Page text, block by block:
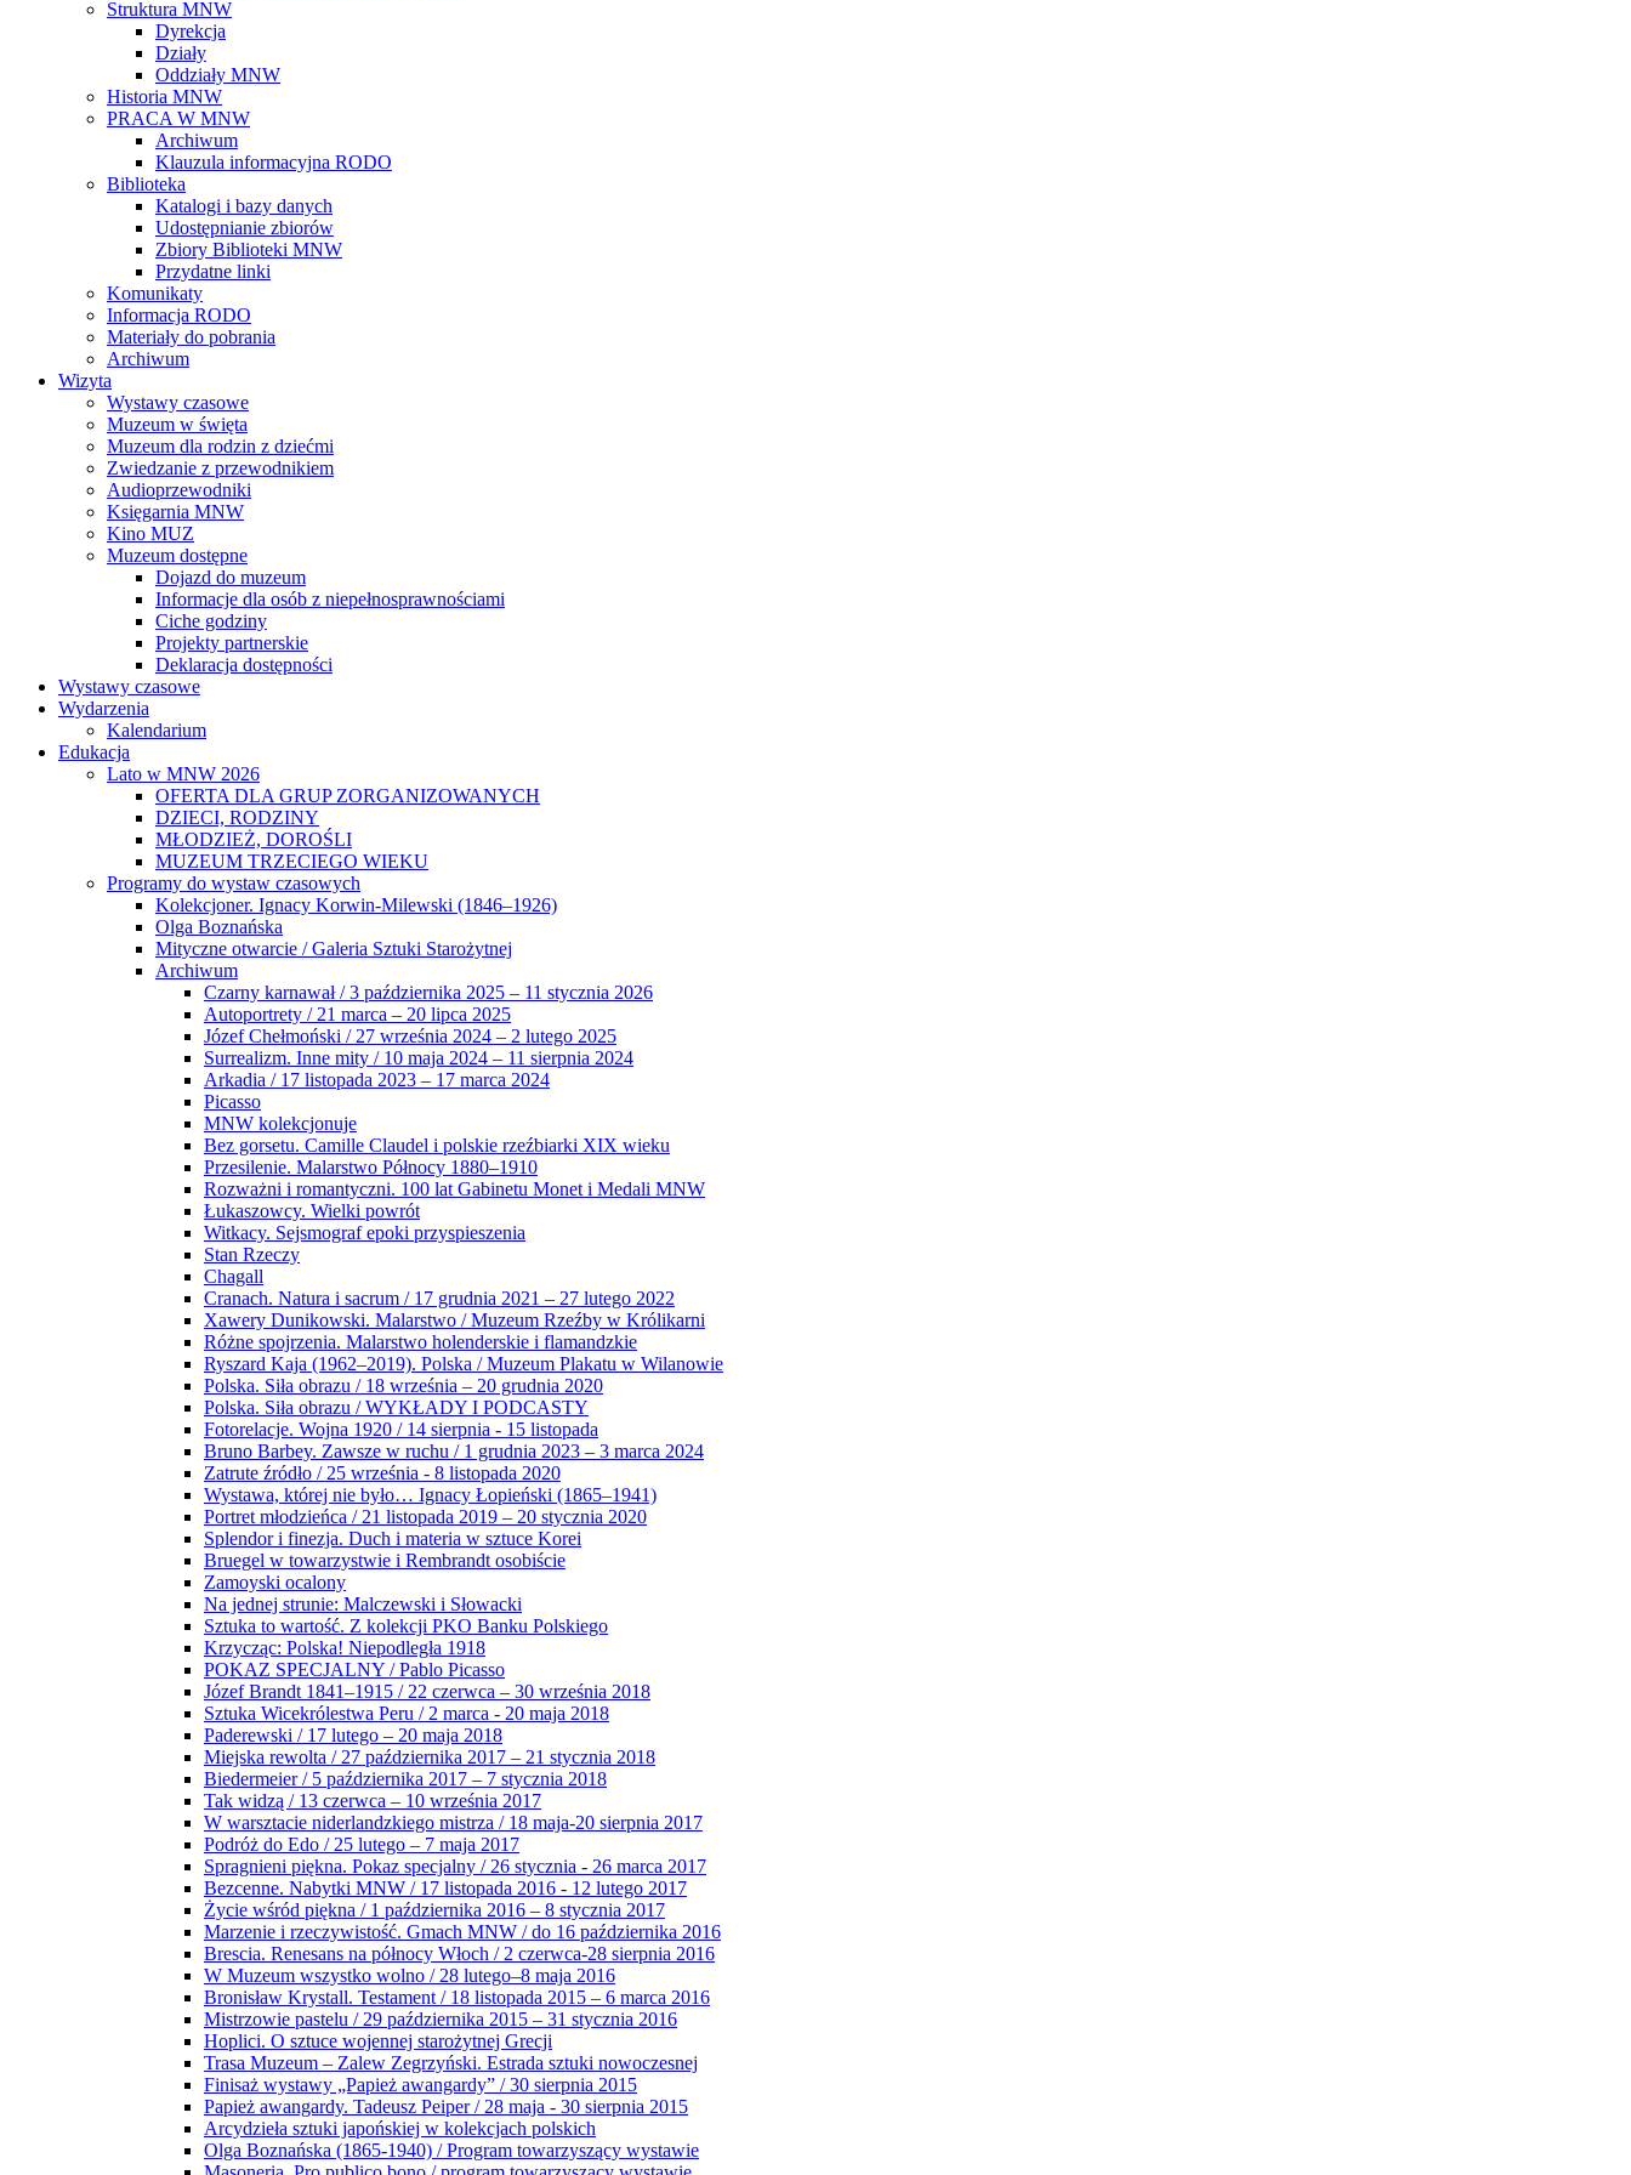
Struktura MNW
Dyrekcja
Działy
Oddziały MNW
Historia MNW
PRACA W MNW
Archiwum
Klauzula informacyjna RODO
Biblioteka
Katalogi i bazy danych
Udostępnianie zbiorów
Zbiory Biblioteki MNW
Przydatne linki
Komunikaty
Informacja RODO
Materiały do pobrania
Archiwum
Wizyta
Wystawy czasowe
Muzeum w święta
Muzeum dla rodzin z dziećmi
Zwiedzanie z przewodnikiem
Audioprzewodniki
Księgarnia MNW
Kino MUZ
Muzeum dostępne
Dojazd do muzeum
Informacje dla osób z niepełnosprawnościami
Ciche godziny
Projekty partnerskie
Deklaracja dostępności
Wystawy czasowe
Wydarzenia
Kalendarium
Edukacja
Lato w MNW 2026
OFERTA DLA GRUP ZORGANIZOWANYCH
DZIECI, RODZINY
MŁODZIEŻ, DOROŚLI
MUZEUM TRZECIEGO WIEKU
Programy do wystaw czasowych
Kolekcjoner. Ignacy Korwin-Milewski (1846–1926)
Olga Boznańska
Mityczne otwarcie / Galeria Sztuki Starożytnej
Archiwum
Czarny karnawał / 3 października 2025 – 11 stycznia 2026
Autoportrety / 21 marca – 20 lipca 2025
Józef Chełmoński / 27 września 2024 – 2 lutego 2025
Surrealizm. Inne mity / 10 maja 2024 – 11 sierpnia 2024
Arkadia / 17 listopada 2023 – 17 marca 2024
Picasso
MNW kolekcjonuje
Bez gorsetu. Camille Claudel i polskie rzeźbiarki XIX wieku
Przesilenie. Malarstwo Północy 1880–1910
Rozważni i romantyczni. 100 lat Gabinetu Monet i Medali MNW
Łukaszowcy. Wielki powrót
Witkacy. Sejsmograf epoki przyspieszenia
Stan Rzeczy
Chagall
Cranach. Natura i sacrum / 17 grudnia 2021 – 27 lutego 2022
Xawery Dunikowski. Malarstwo / Muzeum Rzeźby w Królikarni
Różne spojrzenia. Malarstwo holenderskie i flamandzkie
Ryszard Kaja (1962–2019). Polska / Muzeum Plakatu w Wilanowie
Polska. Siła obrazu / 18 września – 20 grudnia 2020
Polska. Siła obrazu / WYKŁADY I PODCASTY
Fotorelacje. Wojna 1920 / 14 sierpnia - 15 listopada
Bruno Barbey. Zawsze w ruchu / 1 grudnia 2023 – 3 marca 2024
Zatrute źródło / 25 września - 8 listopada 2020
Wystawa, której nie było… Ignacy Łopieński (1865–1941)
Portret młodzieńca / 21 listopada 2019 – 20 stycznia 2020
Splendor i finezja. Duch i materia w sztuce Korei
Bruegel w towarzystwie i Rembrandt osobiście
Zamoyski ocalony
Na jednej strunie: Malczewski i Słowacki
Sztuka to wartość. Z kolekcji PKO Banku Polskiego
Krzycząc: Polska! Niepodległa 1918
POKAZ SPECJALNY / Pablo Picasso
Józef Brandt 1841–1915 / 22 czerwca – 30 września 2018
Sztuka Wicekrólestwa Peru / 2 marca - 20 maja 2018
Paderewski / 17 lutego – 20 maja 2018
Miejska rewolta / 27 października 2017 – 21 stycznia 2018
Biedermeier / 5 października 2017 – 7 stycznia 2018
Tak widzą / 13 czerwca – 10 września 2017
W warsztacie niderlandzkiego mistrza / 18 maja-20 sierpnia 2017
Podróż do Edo / 25 lutego – 7 maja 2017
Spragnieni piękna. Pokaz specjalny / 26 stycznia - 26 marca 2017
Bezcenne. Nabytki MNW / 17 listopada 2016 - 12 lutego 2017
Życie wśród piękna / 1 października 2016 – 8 stycznia 2017
Marzenie i rzeczywistość. Gmach MNW / do 16 października 2016
Brescia. Renesans na północy Włoch / 2 czerwca-28 sierpnia 2016
W Muzeum wszystko wolno / 28 lutego–8 maja 2016
Bronisław Krystall. Testament / 18 listopada 2015 – 6 marca 2016
Mistrzowie pastelu / 29 października 2015 – 31 stycznia 2016
Hoplici. O sztuce wojennej starożytnej Grecji
Trasa Muzeum – Zalew Zegrzyński. Estrada sztuki nowoczesnej
Finisaż wystawy „Papież awangardy” / 30 sierpnia 2015
Papież awangardy. Tadeusz Peiper / 28 maja - 30 sierpnia 2015
Arcydzieła sztuki japońskiej w kolekcjach polskich
Olga Boznańska (1865-1940) / Program towarzyszący wystawie